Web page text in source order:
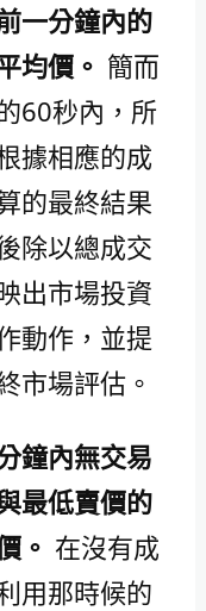
一分鐘內的
均價。 簡而
60秒內，所
據相應的成
的最終結果
除以總成交
出市場投資
動作，並提
市場評估。
鐘內無交易
最低賣價的
。 在沒有成
用那時候的